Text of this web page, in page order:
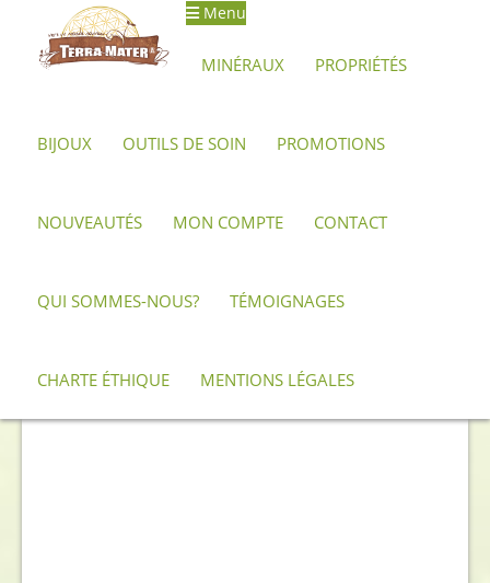
Aller
Aller
au
Menu
MINÉRAUX PROPRIÉTÉS
BIJOUX OUTILS DE SOIN PROMOTIONS
NOUVEAUTÉS MON COMPTE CONTACT
QUI SOMMES-NOUS? TÉMOIGNAGES
CHARTE ÉTHIQUE MENTIONS LÉGALES
Accueil Archives
Quartz hématoïde – pointe laser brute 10,5